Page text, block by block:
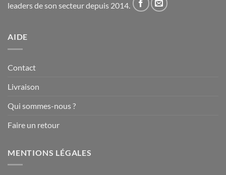
leaders de son secteur depuis 2014.
AIDE
Contact
Livraison
Qui sommes-nous ?
Faire un retour
MENTIONS LÉGALES